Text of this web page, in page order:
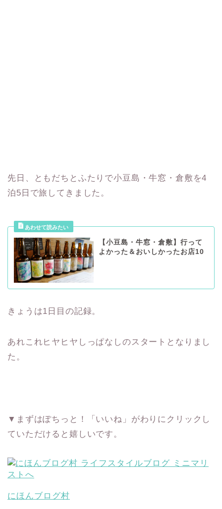
先日、ともだちとふたりで小豆島・牛窓・倉敷を4
泊5日で旅してきました。
【小豆島・牛窓・倉敷】行って
よかった＆おいしかったお店10
きょうは1日目の記録。
あれこれヒヤヒヤしっぱなしのスタートとなりまし
た。
▼まずはぽちっと！「いいね」がわりにクリックし
ていただけると嬉しいです。
にほんブログ村